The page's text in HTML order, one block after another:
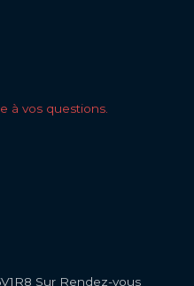
à vos questions.
Sur Rendez-vous